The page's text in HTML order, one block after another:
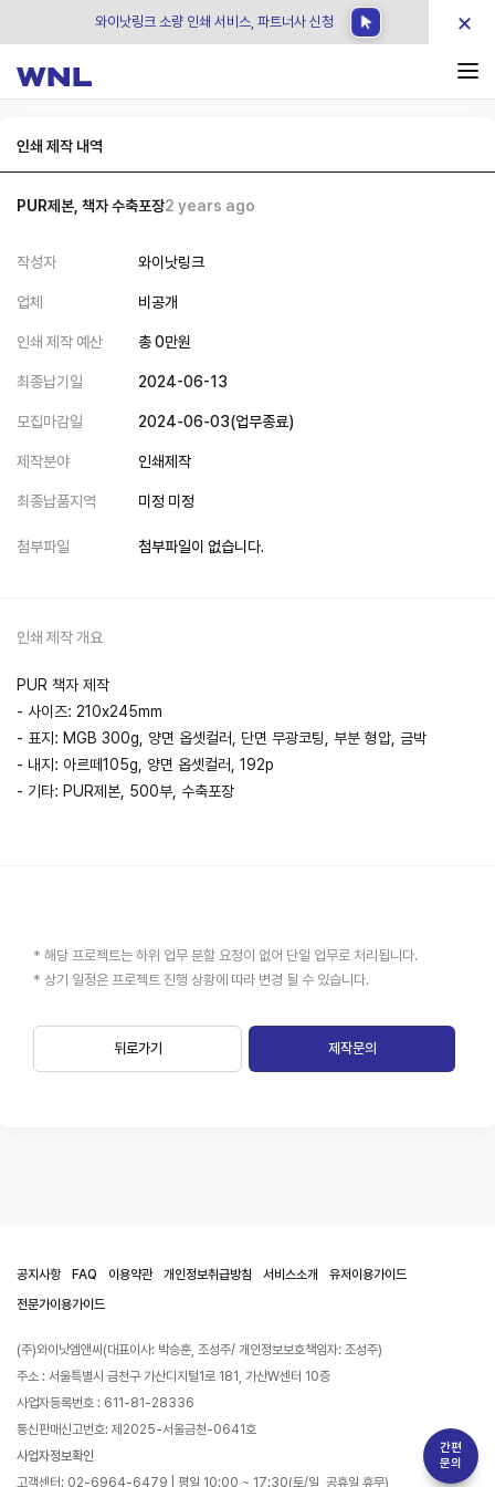
와이낫링크 소량 인쇄 서비스, 파트너사 신청 ×
간편
문의
인쇄 제작 내역
PUR제본, 책자 수축포장2 years ago
작성자 와이낫링크
업체 비공개
인쇄 제작 예산 총0만원
최종납기일 2024-06-13
모집마감일 2024-06-03(업무종료)
제작분야 인쇄제작
최종납품지역 미정 미정
첨부파일 첨부파일이 없습니다.
인쇄 제작 개요
PUR 책자 제작
- 사이즈: 210x245mm
- 표지: MGB 300g, 양면 옵셋컬러, 단면 무광코팅, 부분 형압, 금박
- 내지: 아르떼105g, 양면 옵셋컬러, 192p
- 기타: PUR제본, 500부, 수축포장
* 해당 프로젝트는 하위 업무 분할 요청이 없어 단일 업무로 처리됩니다.
* 상기 일정은 프로젝트 진행 상황에 따라 변경 될 수 있습니다.
뒤로가기 제작문의
공지사항 FAQ 이용약관 개인정보취급방침 서비스소개
유저이용가이드
전문가이용가이드
(주)와이낫엠앤씨(대표이사: 박승훈, 조성주/ 개인정보보호책임자: 조성주)
주소 : 서울특별시 금천구 가산디지털1로 181, 가산W센터 10층
사업자등록번호 : 611-81-28336
통신판매신고번호: 제2025-서울금천-0641호
사업자정보확인
고객센터: 02-6964-6479 | 평일 10:00 ~ 17:30(토/일, 공휴일 휴무)